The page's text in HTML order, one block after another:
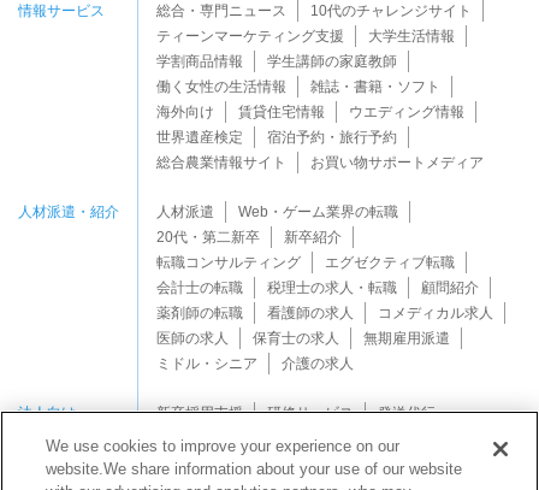
情報サービス 総合・専門ニュース
10代のチャレンジサイト
ティーンマーケティング支援
大学生活情報
学割商品情報
学生講師の家庭教師
働く女性の生活情報
雑誌・書籍・ソフト
海外向け
賃貸住宅情報
ウエディング情報
世界遺産検定
宿泊予約・旅行予約
総合農業情報サイト
お買い物サポートメディア
人材派遣・紹介 人材派遣
Web・ゲーム業界の転職
20代・第二新卒
新卒紹介
転職コンサルティング
エグゼクティブ転職
会計士の転職
税理士の求人・転職
顧問紹介
薬剤師の転職
看護師の求人
コメディカル求人
医師の求人
保育士の求人
無期雇用派遣
ミドル・シニア
介護の求人
法人向け 新卒採用支援 研修サービス 発送代行
We use cookies to improve your experience on our
website.We share information about your use of our website